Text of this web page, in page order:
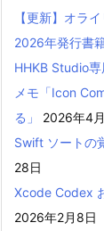
【更新】オラ
2026年発行書
HHKB Studio
メモ「Icon
る」
2026年4
Swift ソートの
28日
Xcode Codex
2026年2月8日